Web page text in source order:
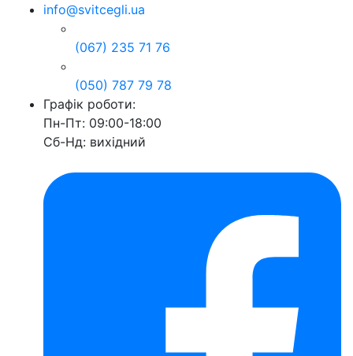
info@svitcegli.ua
(067) 235 71 76
(050) 787 79 78
Графік роботи:
Пн-Пт: 09:00-18:00
Сб-Нд: вихідний